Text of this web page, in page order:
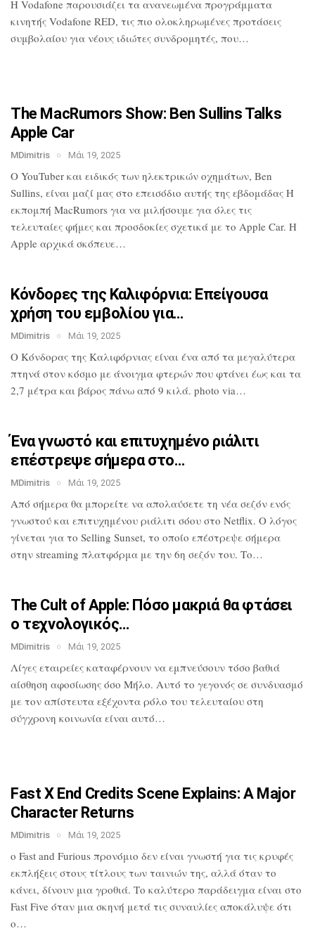
H Vodafone παρουσιάζει τα ανανεωμένα προγράμματα
κινητής Vodafone RED, τις πιο ολοκληρωμένες προτάσεις
συμβολαίου για νέους ιδιώτες συνδρομητές, που…
The MacRumors Show: Ben Sullins Talks
Apple Car
MDimitris Μάι 19, 2025
Ο YouTuber και ειδικός των ηλεκτρικών οχημάτων, Ben
Sullins, είναι μαζί μας στο επεισόδιο αυτής της εβδομάδας Η
εκπομπή MacRumors για να μιλήσουμε για όλες τις
τελευταίες φήμες και προσδοκίες σχετικά με το Apple Car. Η
Apple αρχικά σκόπευε…
Κόνδορες της Καλιφόρνια: Επείγουσα
χρήση του εμβολίου για…
MDimitris Μάι 19, 2025
Ο Κόνδορας της Καλιφόρνιας είναι ένα από τα μεγαλύτερα
πτηνά στον κόσμο με άνοιγμα φτερών που φτάνει έως και τα
2,7 μέτρα και βάρος πάνω από 9 κιλά. photo via…
Ένα γνωστό και επιτυχημένο ριάλιτι
επέστρεψε σήμερα στο…
MDimitris Μάι 19, 2025
Από σήμερα θα μπορείτε να απολαύσετε τη νέα σεζόν ενός
γνωστού και επιτυχημένου ριάλιτι σόου στο Netflix. Ο λόγος
γίνεται για το Selling Sunset, το οποίο επέστρεψε σήμερα
στην streaming πλατφόρμα με την 6η σεζόν του. Το…
The Cult of Apple: Πόσο μακριά θαφτάσει
ο τεχνολογικός…
MDimitris Μάι 19, 2025
Λίγες εταιρείες καταφέρνουν να εμπνεύσουν τόσο βαθιά
αίσθηση αφοσίωσης όσο Μήλο. Αυτό το γεγονός σε συνδυασμό
με τον απίστευτα εξέχοντα ρόλο του τελευταίου στη
σύγχρονη κοινωνία είναι αυτό…
Fast X End Credits Scene Explains: AMajor
Character Returns
MDimitris Μάι 19, 2025
ο Fast and Furious προνόμιο δεν είναι γνωστή για τις κρυφές
εκπλήξεις στους τίτλους των ταινιών της, αλλά όταν το
κάνει, δίνουν μια γροθιά. Το καλύτερο παράδειγμα είναι στο
Fast Five όταν μια σκηνή μετά τις συναυλίες αποκάλυψε ότι
ο…